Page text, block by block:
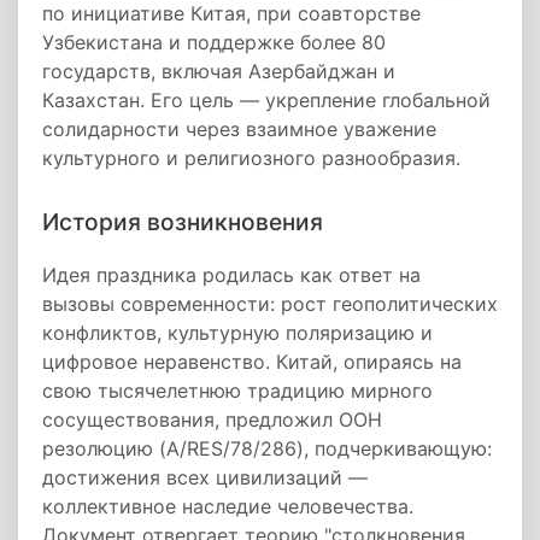
по инициативе Китая, при соавторстве
Узбекистана и поддержке более 80
государств, включая Азербайджан и
Казахстан. Его цель — укрепление глобальной
солидарности через взаимное уважение
культурного и религиозного разнообразия.
История возникновения
Идея праздника родилась как ответ на
вызовы современности: рост геополитических
конфликтов, культурную поляризацию и
цифровое неравенство. Китай, опираясь на
свою тысячелетнюю традицию мирного
сосуществования, предложил ООН
резолюцию (A/RES/78/286), подчеркивающую:
достижения всех цивилизаций —
коллективное наследие человечества.
Документ отвергает теорию "столкновения